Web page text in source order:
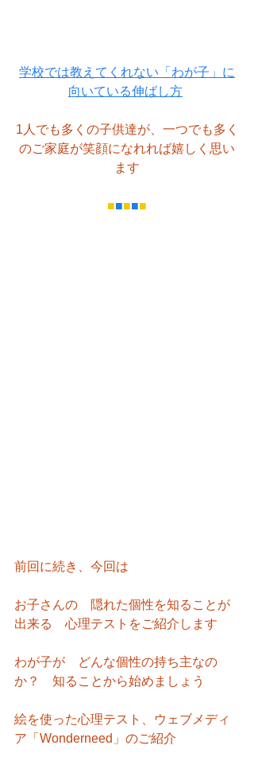
学校では教えてくれない「わが子」に
向いている伸ばし方
1人でも多くの子供達が、一つでも多く
のご家庭が笑顔になれれば嬉しく思い
ます
■■■■■
前回に続き、今回は
お子さんの　隠れた個性を知ることが
出来る　心理テストをご紹介します
わが子が　どんな個性の持ち主なの
か？　知ることから始めましょう
絵を使った心理テスト、ウェブメディ
ア「Wonderneed」のご紹介